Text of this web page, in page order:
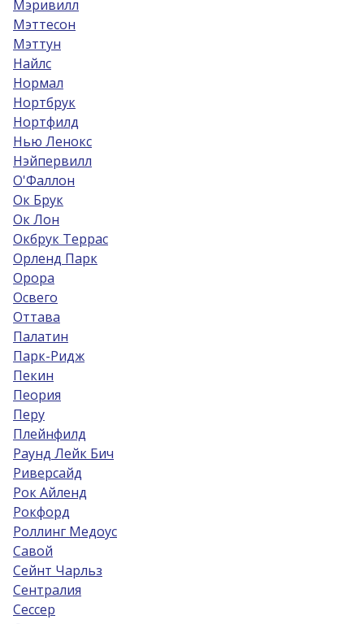
Мэривилл
Мэттесон
Мэттун
Найлс
Нормал
Нортбрук
Нортфилд
Нью Ленокс
Нэйпервилл
О'Фаллон
Ок Брук
Ок Лон
Окбрук Террас
Орленд Парк
Орора
Освего
Оттава
Палатин
Парк-Ридж
Пекин
Пеория
Перу
Плейнфилд
Раунд Лейк Бич
Риверсайд
Рок Айленд
Рокфорд
Роллинг Медоус
Савой
Сейнт Чарльз
Сентралия
Сессер